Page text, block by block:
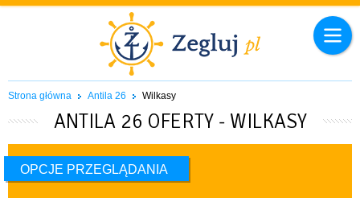
Strona główna Antila 26 Wilkasy
ANTILA 26 OFERTY - WILKASY
OPCJE PRZEGLĄDANIA